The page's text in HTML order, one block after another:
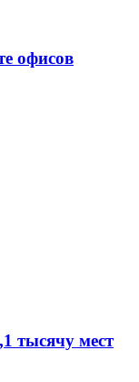
офисов
тысячу мест